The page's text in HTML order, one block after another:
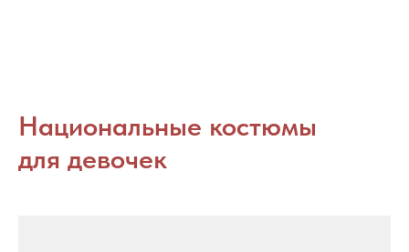
Национальные костюмы
для девочек